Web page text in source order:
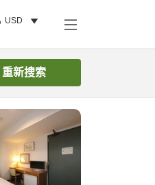
USD
重新搜索
搜索客房